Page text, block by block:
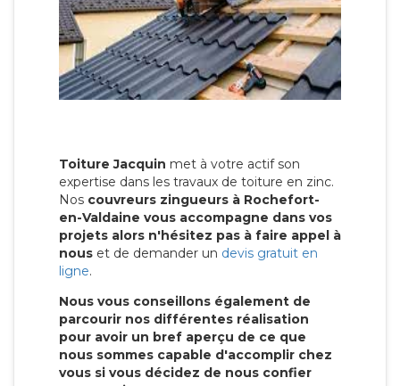
Toiture Jacquin met à votre actif son
expertise dans les travaux de toiture en zinc.
Nos couvreurs zingueurs à Rochefort-
en-Valdaine vous accompagne dans vos
projets alors n'hésitez pas à faire appel à
nous et de demander un devis gratuit en
ligne.
Nous vous conseillons également de
parcourir nos différentes réalisation
pour avoir un bref aperçu de ce que
nous sommes capable d'accomplir chez
vous si vous décidez de nous confier